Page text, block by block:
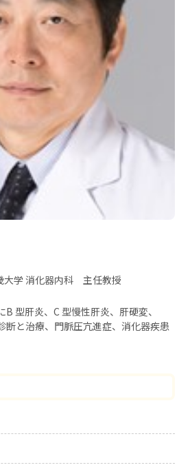
大学 消化器内科 主任教授
B 型肝炎、C 型慢性肝炎、肝硬変、
断と治療、門脈圧亢進症、消化器疾患